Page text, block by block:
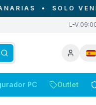
•SOLO
L-V
PC Outlet